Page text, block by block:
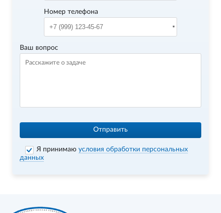
Номер телефона
Ваш вопрос
Отправить
Я принимаюусловия обработки персональных
данных